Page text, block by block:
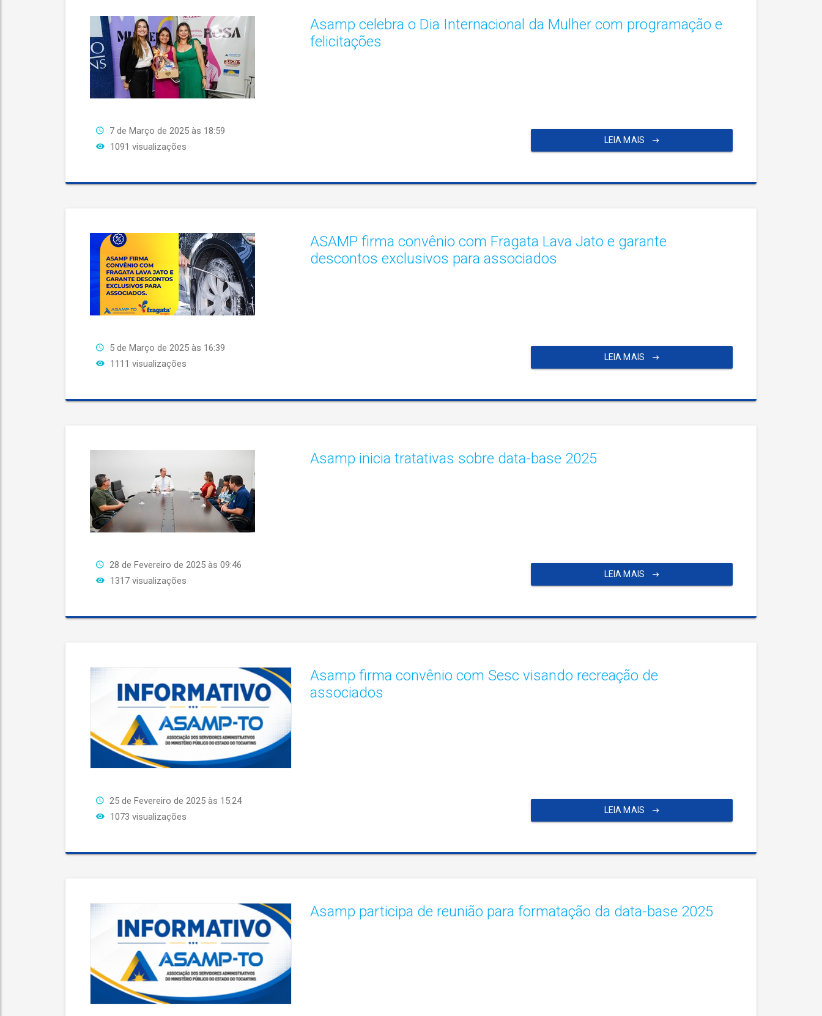
Asamp celebra o Dia Internacional da Mulher com programação e
felicitações
7 de Março de 2025 às 18:59
1091 visualizações
LEIA MAIS
ASAMP firma convênio com Fragata Lava Jato e garante
descontos exclusivos para associados
5 de Março de 2025 às 16:39
1111 visualizações
LEIA MAIS
Asamp inicia tratativas sobre data-base 2025
28 de Fevereiro de 2025 às 09:46
1317 visualizações
LEIA MAIS
Asamp firma convênio com Sesc visando recreação de
associados
25 de Fevereiro de 2025 às 15:24
1073 visualizações
LEIA MAIS
Asamp participa de reunião para formatação da data-base 2025